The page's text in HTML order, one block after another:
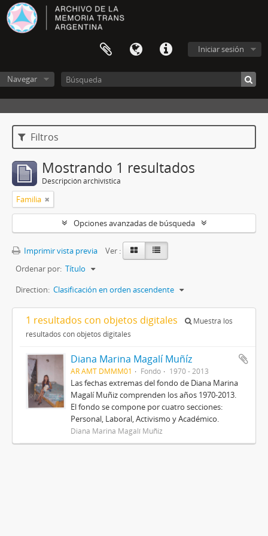
Iniciar sesión
Navegar
Filtros
Mostrando 1 resultados
Descripción archivística
Familia
Opciones avanzadas de búsqueda
Imprimir vista previa
Ver :
Ordenar por: Título
Direction: Clasificación en orden ascendente
1 resultados con objetos digitales
Muestra los
resultados con objetos digitales
Diana Marina Magalí Muñíz
AR AMT DMMM01 Fondo 1970 - 2013
Las fechas extremas del fondo de Diana Marina
Magalí Muñiz comprenden los años 1970-2013.
El fondo se compone por cuatro secciones:
Personal, Laboral, Activismo y Académico.
Diana Marina Magalí Muñiz